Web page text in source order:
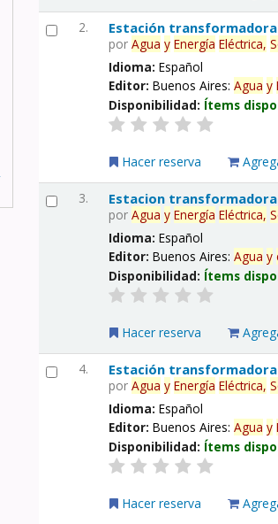
2. Estación
porAgua y Energía Eléctrica,
Idioma:Español
Editor:Buenos Aires:Agua y
Disponibilidad: Ítems
Hacer reserva
3. Estacion
porAgua y Energía Eléctrica,
Idioma:Español
Editor:Buenos Aires:Agua y
Disponibilidad: Ítems
Hacer reserva
4. Estación
porAgua y Energía Eléctrica,
Idioma:Español
Editor:Buenos Aires:Agua y
Disponibilidad: Ítems
Hacer reserva